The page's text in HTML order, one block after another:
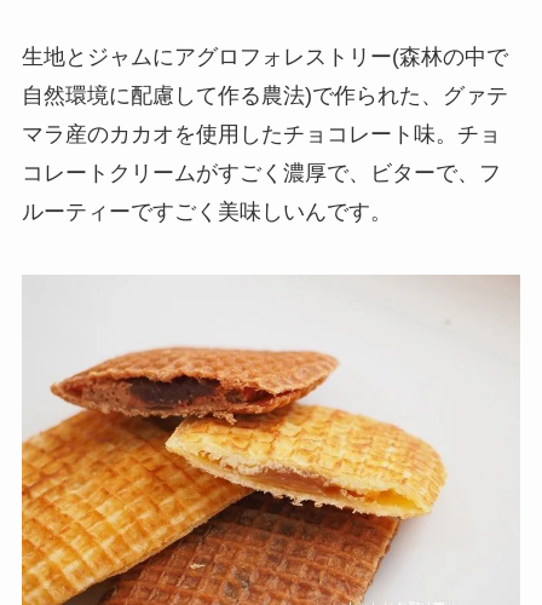
生地とジャムにアグロフォレストリー(森林の中で
自然環境に配慮して作る農法)で作られた、グァテ
マラ産のカカオを使用したチョコレート味。チョ
コレートクリームがすごく濃厚で、ビターで、フ
ルーティーですごく美味しいんです。